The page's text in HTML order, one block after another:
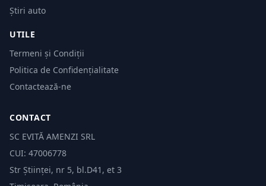
Știri auto
UTILE
Termeni și Condiții
Politica de Confidențialitate
Contactează-ne
CONTACT
SC EVITĂ AMENZI SRL
CUI: 47006778
Str Științei, nr 5, bl.D41, et 3